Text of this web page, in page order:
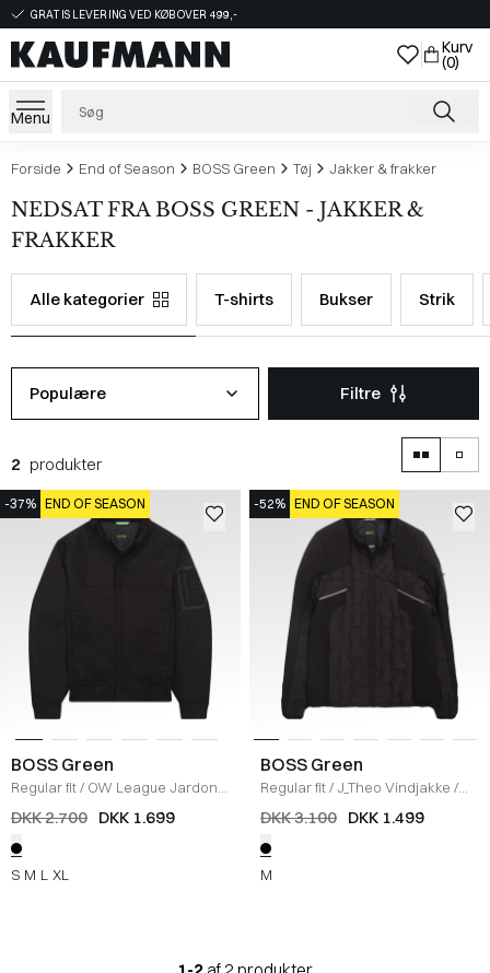
GRATIS LEVERING VED KØB OVER 499,-
Kurv
(0)
Menu
Forside End of Season BOSS Green Tøj Jakker & frakker
NEDSAT FRA BOSS GREEN - JAKKER &
FRAKKER
Alle kategorier T-shirts Bukser Strik
Populære Filtre
2 produkter
-37% END OF SEASON
BOSS Green
Regular fit/ OW League Jardon
Jakke
SORT
DKK 2.700 DKK 1.699
S M L XL
-52% END OF SEASON
BOSS Green
Regular fit/J_Theo Vindjakke /
SORT
DKK 3.100 DKK 1.499
M